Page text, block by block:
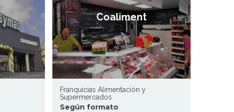
Coaliment
Franquicias Alimentación y
Supermercados
Según formato